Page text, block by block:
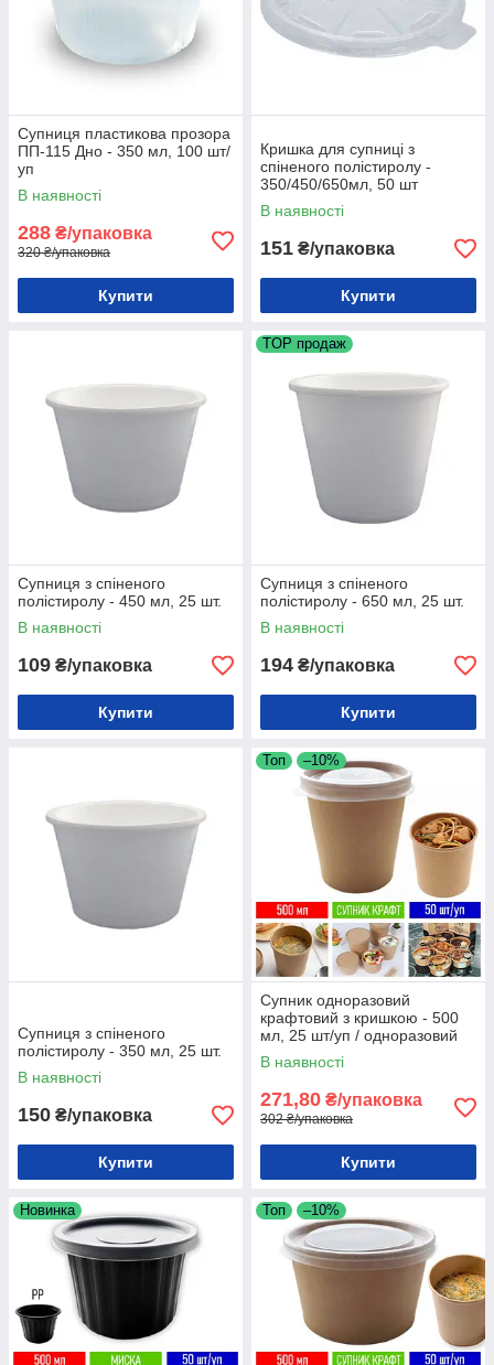
Супниця пластикова прозора
ПП-115 Дно - 350 мл, 100 шт/
уп
В наявності
288 ₴/упаковка
320 ₴/упаковка
Купити
Кришка для супниці з
спіненого полістиролу -
350/450/650мл, 50 шт
В наявності
151 ₴/упаковка
Купити
Супниця з спіненого
полістиролу - 450 мл, 25 шт.
В наявності
109 ₴/упаковка
Купити
TOP продаж
Супниця з спіненого
полістиролу - 650 мл, 25 шт.
В наявності
194 ₴/упаковка
Купити
Супниця з спіненого
полістиролу - 350 мл, 25 шт.
В наявності
150 ₴/упаковка
Купити
Топ –10%
Супник одноразовий
крафтовий з кришкою - 500
мл, 25 шт/уп / одноразовий
посуд для супу / супна
ємність
В наявності
271,80 ₴/упаковка
302 ₴/упаковка
Купити
Новинка Топ –10%